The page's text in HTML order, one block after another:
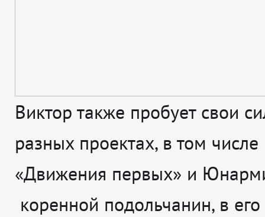
Виктор также пробует свои
разных проектах, в том числе
«Движения первых» и
коренной подольчанин, в его